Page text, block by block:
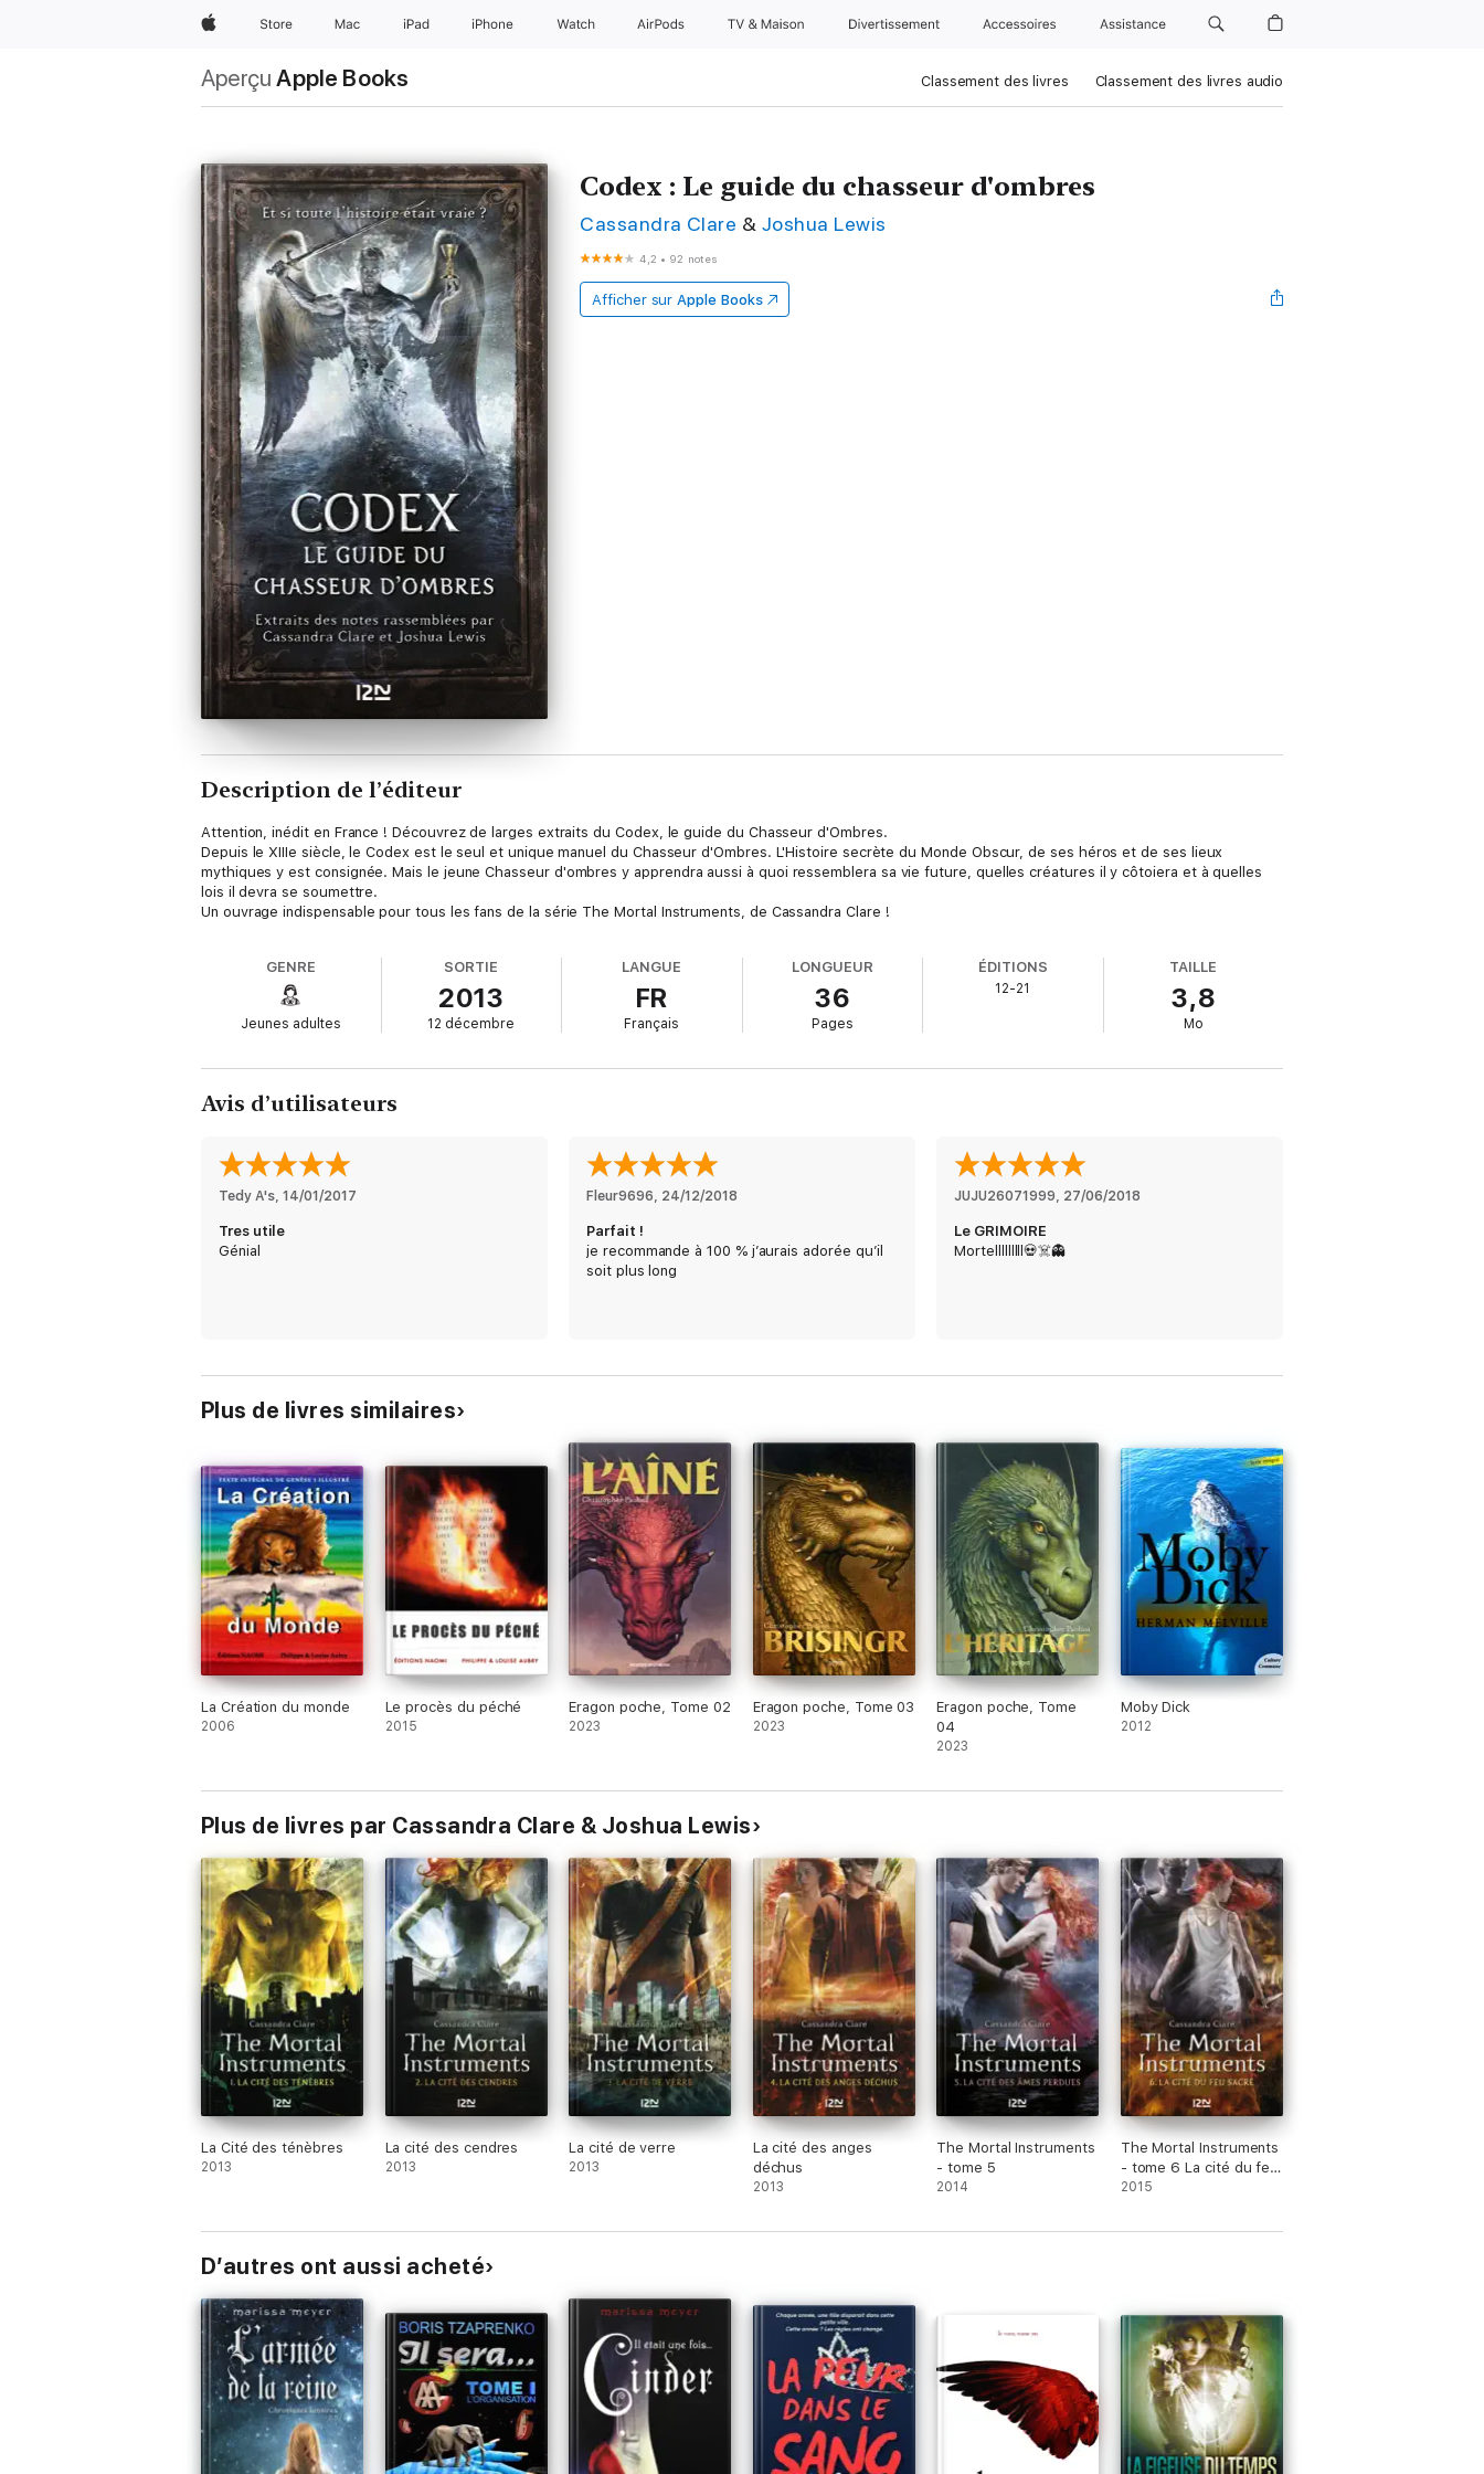
AppleStore Mac iPad iPhone Watch AirPods TV & Maison Divertissements Accessoires Assistance
Aperçu Apple Books Classement des livres Classement des livres audio
Codex : Le guide du chasseur d'ombres
Cassandra Clare & Joshua Lewis
4,2 • 92 notes
Afficher sur Apple Books
Description de l’éditeur
Attention, inédit en France ! Découvrez de larges extraits du Codex, le guide du Chasseur d'Ombres.
Depuis le XIIIe siècle, le Codex est le seul et unique manuel du Chasseur d'Ombres. L'Histoire secrète du Monde Obscur, de ses héros et de ses lieux
mythiques y est consignée. Mais le jeune Chasseur d'ombres y apprendra aussi à quoi ressemblera sa vie future, quelles créatures il y côtoiera et à quelles
lois il devra se soumettre.
Un ouvrage indispensable pour tous les fans de la série The Mortal Instruments, de Cassandra Clare !
GENRE
Jeunes adultes
SORTIE
2013
12 décembre
LANGUE
FR
Français
LONGUEUR
36
Pages
ÉDITIONS
12-21
TAILLE
3,8
Mo
Avis d’utilisateurs
Tedy A's, 14/01/2017
Tres utile
Génial
Fleur9696, 24/12/2018
Parfait !
je recommande à 100 % j’aurais adorée qu’il
soit plus long
JUJU26071999, 27/06/2018
Le GRIMOIRE
Mortelllllllll💀☠️👻
Plus de livres similaires
La Création du monde
2006
Le procès du péché
2015
Eragon poche, Tome 02
2023
Eragon poche, Tome 03
2023
Eragon poche, Tome
04
2023
Moby Dick
2012
Plus de livres par Cassandra Clare & Joshua Lewis
La Cité des ténèbres
2013
La cité des cendres
2013
La cité de verre
2013
La cité des anges
déchus
2013
The Mortal Instruments
- tome 5
2014
The Mortal Instruments
- tome 6 La cité du feu
sacré
2015
D’autres ont aussi acheté